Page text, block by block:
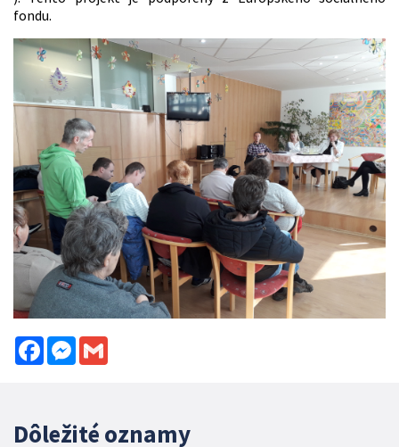
fondu.
FacebookMessenger
Dôležité oznamy